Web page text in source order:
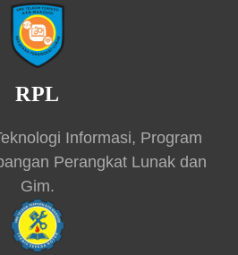
RPL
Informasi, Program
Perangkat Lunak dan
Gim.